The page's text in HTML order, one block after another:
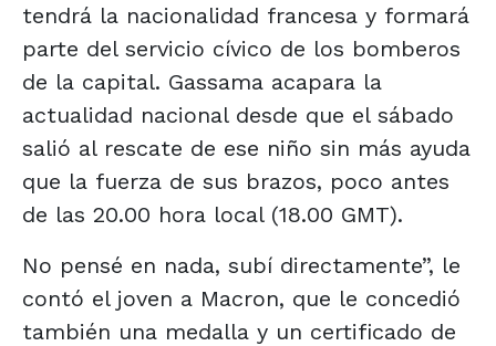
tendrá la nacionalidad francesa y formará
parte del servicio cívico de los bomberos
de la capital. Gassama acapara la
actualidad nacional desde que el sábado
salió al rescate de ese niño sin más ayuda
que la fuerza de sus brazos, poco antes
de las 20.00 hora local (18.00 GMT).
No pensé en nada, subí directamente”, le
contó el joven a Macron, que le concedió
también una medalla y un certificado de